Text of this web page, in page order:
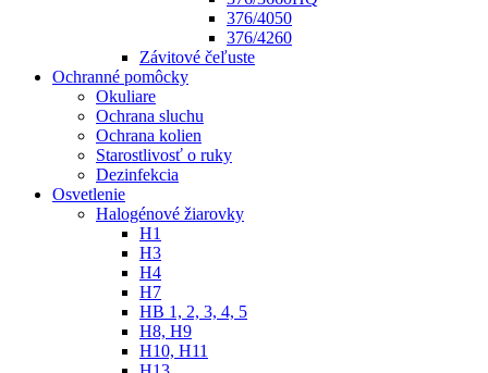
376/4050
376/4260
Závitové čeľuste
Ochranné pomôcky
Okuliare
Ochrana sluchu
Ochrana kolien
Starostlivosť o ruky
Dezinfekcia
Osvetlenie
Halogénové žiarovky
H1
H3
H4
H7
HB 1, 2, 3, 4, 5
H8, H9
H10, H11